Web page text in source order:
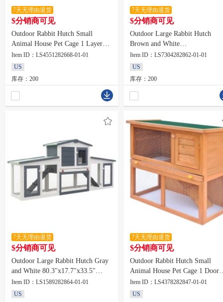
7天无理由退货
$分销商可见
Outdoor Rabbit Hutch Small
Animal House Pet Cage 1 Layer
Wood
Item ID：LS4551282668-01-01
US
库存：200
7天无理由退货
$分销商可见
Outdoor Large Rabbit Hutch
Brown and White
57.1"x17.7"x33.5" Wood
Item ID：LS7304282862-01-01
US
库存：200
7天无理由退货
$分销商可见
Outdoor Large Rabbit Hutch Gray
and White 80.3"x17.7"x33.5"
Wood
Item ID：LS1589282864-01-01
US
7天无理由退货
$分销商可见
Outdoor Rabbit Hutch Small
Animal House Pet Cage 1 Door
Wood
Item ID：LS4378282847-01-01
US